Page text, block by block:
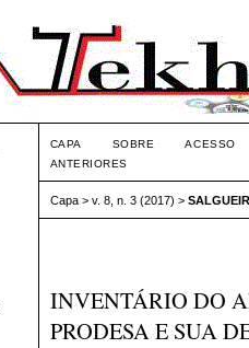
CAPA SOBRE
ACESSO
ANTERIORES
Capa> v. 8, n. 3 (2017) >
INVENTÁRIO DO
PRODESA E SUA